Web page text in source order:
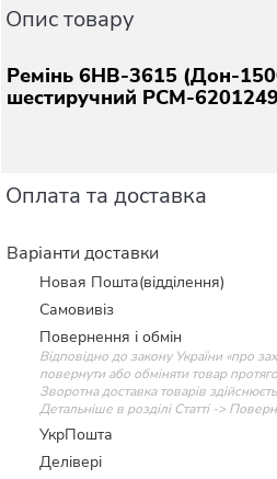
Опис товару
Ремінь 6НВ-3615 (Дон-
шестиручний РСМ-6201249
Оплата та доставка
Варіанти доставки
Новая Пошта(відділення)
Самовивіз
Повернення і обмін
Відповідно до закону України «про
повернути або обміняти товар
Зворотна доставка товарів
Детальніше в розділі Статті ->
УкрПошта
Делівері